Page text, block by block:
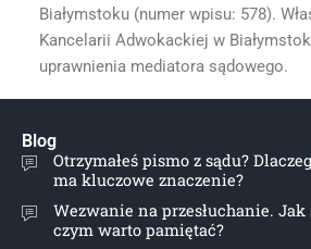
Białymstoku (numer wpisu: 578).
Kancelarii Adwokackiej w
uprawnienia mediatora sądowego.
Blog
Otrzymałeś pismo z sądu?
ma kluczowe znaczenie?
Wezwanie na przesłuchanie.
czym warto pamiętać?